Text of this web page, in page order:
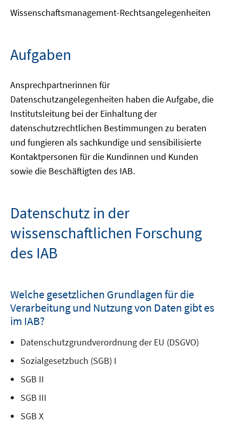
Wissenschaftsmanagement-Rechtsangelegenheiten
Aufgaben
Ansprechpartnerinnen für
Datenschutzangelegenheiten haben die Aufgabe, die
Institutsleitung bei der Einhaltung der
datenschutzrechtlichen Bestimmungen zu beraten
und fungieren als sachkundige und sensibilisierte
Kontaktpersonen für die Kundinnen und Kunden
sowie die Beschäftigten des IAB.
Datenschutz in der
wissenschaftlichen Forschung
des IAB
Welche gesetzlichen Grundlagen für die
Verarbeitung und Nutzung von Daten gibt es
im IAB?
Datenschutzgrundverordnung der EU (DSGVO)
Sozialgesetzbuch (SGB) I
SGB II
SGB III
SGB X